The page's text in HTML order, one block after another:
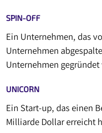
SPIN-OFF
Ein Unternehmen, das
Unternehmen
Unternehmen
UNICORN
Ein Start-up, das einen
Milliarde Dollar erreicht